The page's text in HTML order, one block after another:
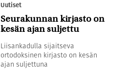
Uutiset
Seurakunnan kirjasto on
kesän ajan suljettu
Liisankadulla sijaitseva
ortodoksinen kirjasto on kesän
ajan suljettuna